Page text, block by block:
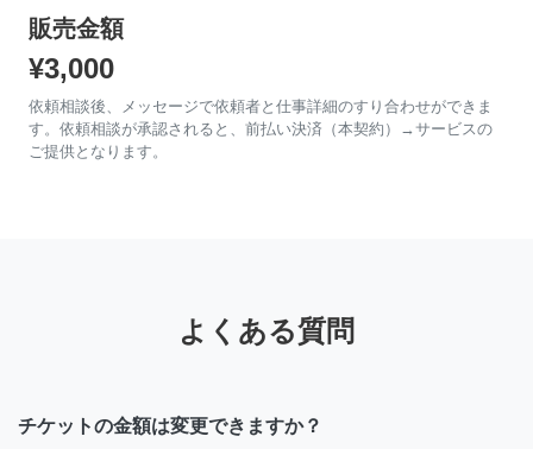
販売金額
¥3,000
依頼相談後、メッセージで依頼者と仕事詳細のすり合わせができま
す。依頼相談が承認されると、前払い決済（本契約）→サービスの
ご提供となります。
よくある質問
チケットの金額は変更できますか？